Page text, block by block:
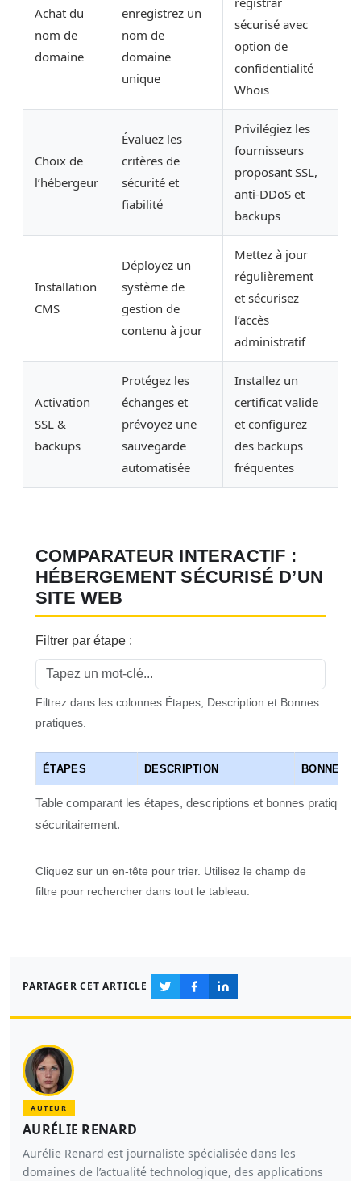
Achat du
nom de
domaine
enregistrez un
nom de
domaine
unique
sécurisé avec
option de
confidentialité
Whois
Choix de
l’hébergeur
Évaluez les
critères de
sécurité et
fiabilité
Privilégiez les
fournisseurs
proposant SSL,
anti-DDoS et
backups
Installation
CMS
Déployez un
système de
gestion de
contenu à jour
Mettez à jour
régulièrement
et sécurisez
l’accès
administratif
Activation
SSL &
backups
Protégez les
échanges et
prévoyez une
sauvegarde
automatisée
Installez un
certificat valide
et configurez
des backups
fréquentes
COMPARATEUR INTERACTIF :
HÉBERGEMENT SÉCURISÉ D’UN
SITE WEB
Filtrer par étape :
Filtrez dans les colonnes Étapes, Description et Bonnes
pratiques.
Table comparant les étapes, descriptions et bonnes
sécuritairement.
ÉTAPES DESCRIPTION BONNES
Cliquez sur un en-tête pour trier. Utilisez le champ de
filtre pour rechercher dans tout le tableau.
PARTAGER CET ARTICLE
AUTEUR
AURÉLIE RENARD
Aurélie Renard est journaliste spécialisée dans les
domaines de l’actualité technologique, des applications